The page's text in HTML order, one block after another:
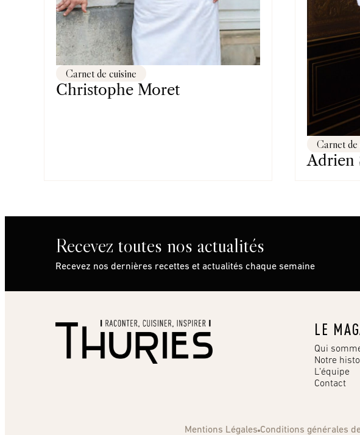
Carnet de cuisine
Christophe Moret
Carnet de
Adrien
Recevez toutes nos actualités
Recevez nos dernières recettes et actualités chaque semaine
LE
Qui
Notre
L’équipe
Contact
Mentions Légales Conditions générales